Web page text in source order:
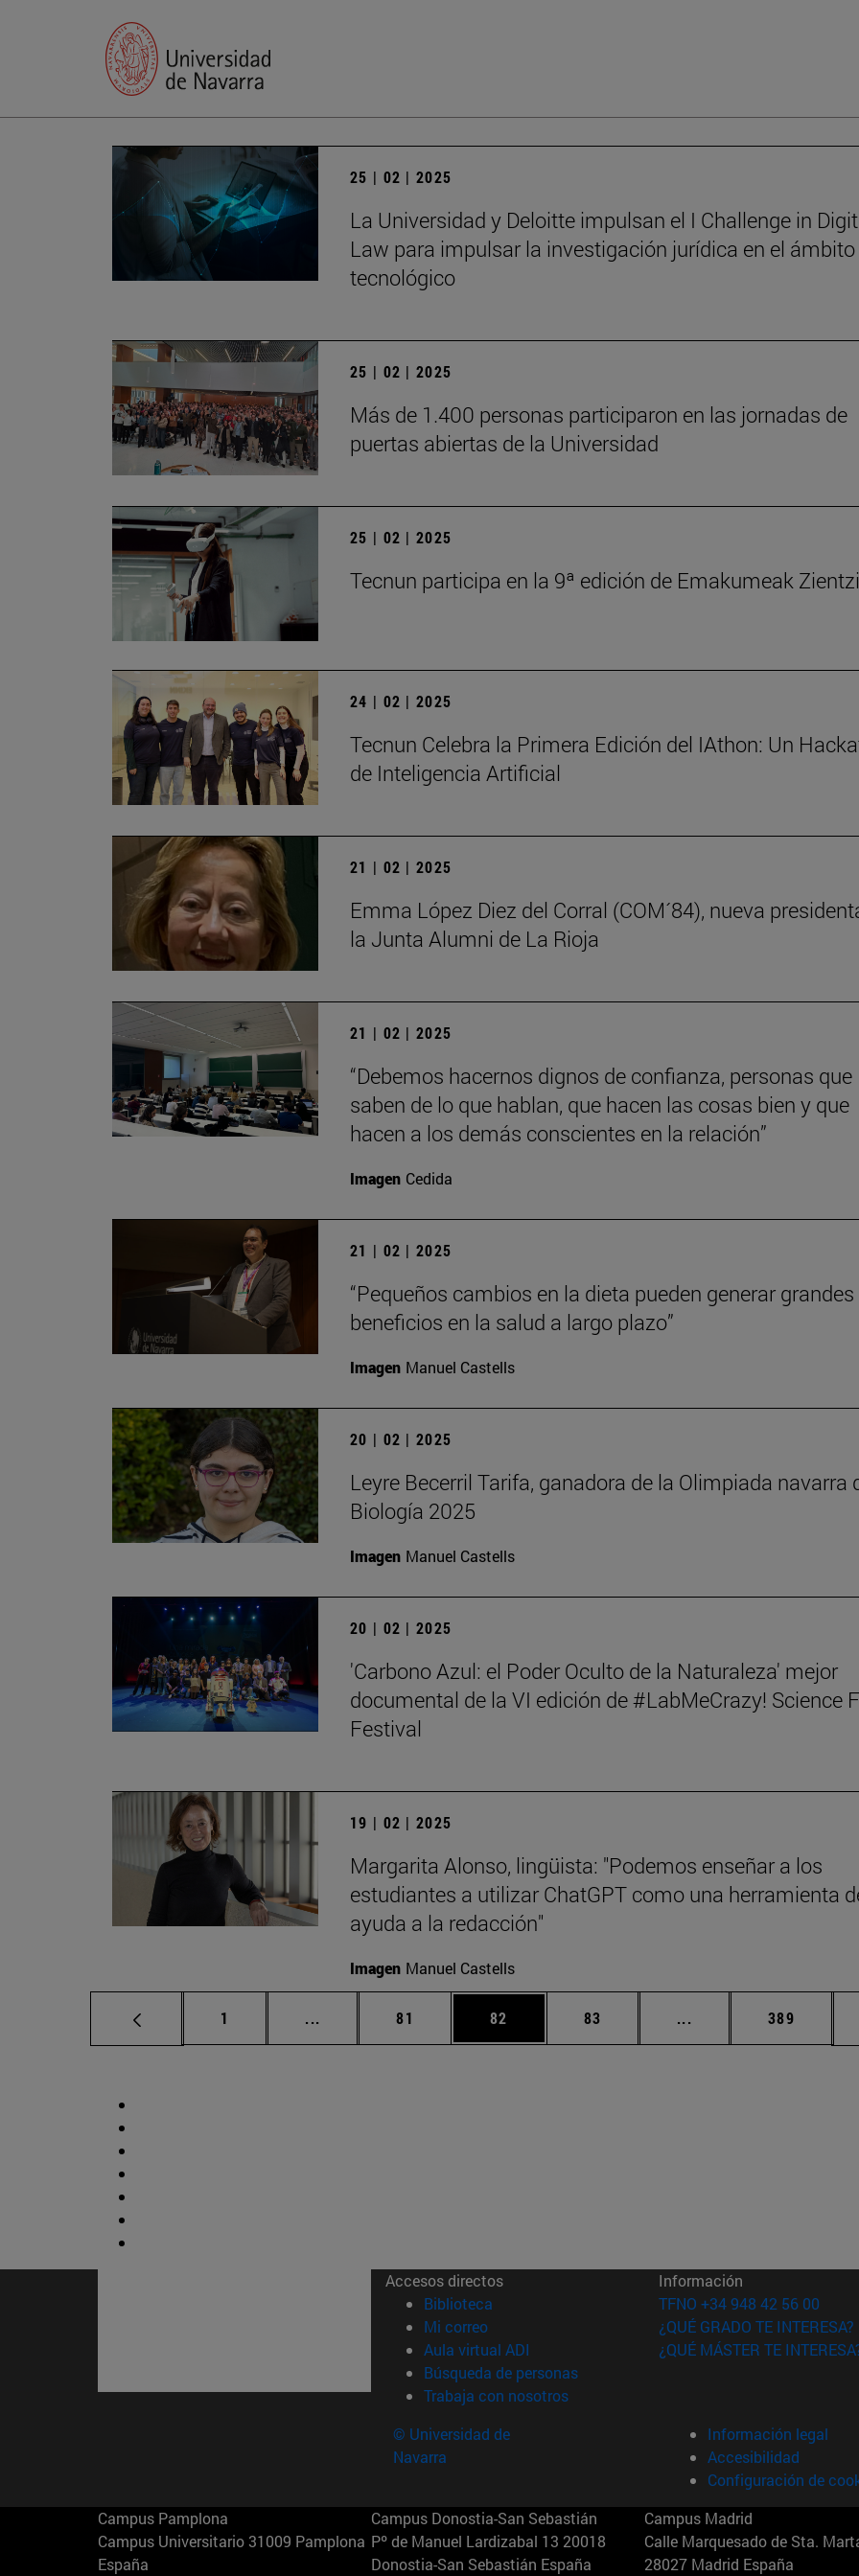
25 | 02 | 2025
La Universidad y Deloitte impulsan el I Challenge in
Law para impulsar la investigación jurídica en el ámbito
tecnológico
25 | 02 | 2025
Más de 1.400 personas participaron en las jornadas de
puertas abiertas de la Universidad
25 | 02 | 2025
Tecnun participa en la 9ª edición de Emakumeak
24 | 02 | 2025
Tecnun Celebra la Primera Edición del IAthon: Un
de Inteligencia Artificial
21 | 02 | 2025
Emma López Diez del Corral (COM´84), nueva
la Junta Alumni de La Rioja
21 | 02 | 2025
“Debemos hacernos dignos de confianza, personas que
saben de lo que hablan, que hacen las cosas bien y que
hacen a los demás conscientes en la relación”
Imagen Cedida
21 | 02 | 2025
“Pequeños cambios en la dieta pueden generar grandes
beneficios en la salud a largo plazo”
Imagen Manuel Castells
20 | 02 | 2025
Leyre Becerril Tarifa, ganadora de la Olimpiada navarra
Biología 2025
Imagen Manuel Castells
20 | 02 | 2025
'Carbono Azul: el Poder Oculto de la Naturaleza' mejor
documental de la VI edición de #LabMeCrazy! Science
Festival
19 | 02 | 2025
Margarita Alonso, lingüista: "Podemos enseñar a los
estudiantes a utilizar ChatGPT como una herramienta
ayuda a la redacción"
Imagen Manuel Castells
Página
1 ... Páginas intermedias Use TAB para desplazarse.
Página
81 Página
82 Página
83 ... Páginas intermedias
Página
389
Accesos directos
Biblioteca (abre en nueva ventana)
Mi correo(abre en nueva ventana)
Aula virtual ADI (abre en nueva ventana)
Búsqueda de personas(abre en nueva ventana)
Trabaja con nosotros(abre en nueva ventana)
Información
TFNO +34 948 42 56 00
¿QUÉ GRADO TE INTERESA?
¿QUÉ MÁSTER TE
© Universidad de
Navarra
Información legal
Accesibilidad
Configuración de
Campus Pamplona
Campus Universitario 31009 Pamplona
España
Campus Donostia-San Sebastián
Pº de Manuel Lardizabal 13 20018
Donostia-San Sebastián España
Campus Madrid
Calle Marquesado de Sta.
28027 Madrid España